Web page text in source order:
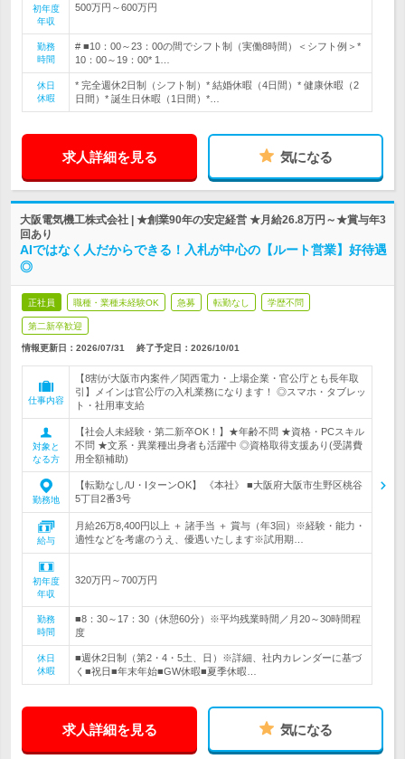
初年度
年収
500万円～600万円
勤務
時間
# ■10：00～23：00の間でシフト制（実働8時間）＜シフト例＞*
10：00～19：00* 1…
休日
休暇
* 完全週休2日制（シフト制）* 結婚休暇（4日間）* 健康休暇（2
日間）* 誕生日休暇（1日間）*…
求人詳細を見る 気になる
大阪電気機工株式会社 | ★創業90年の安定経営 ★月給26.8万円～★賞与年3
回あり
AIではなく人だからできる！入札が中心の【ルート営業】好待遇
◎
正社員 職種・業種未経験OK 急募 転勤なし 学歴不問
第二新卒歓迎
情報更新日：2026/07/31 終了予定日： 2026/10/01
仕事内容
【8割が大阪市内案件／関西電力・上場企業・官公庁とも長年取
引】メインは官公庁の入札業務になります！ ◎スマホ・タブレッ
ト・社用車支給
対象と
なる方
【社会人未経験・第二新卒OK！】★年齢不問 ★資格・PCスキル
不問 ★文系・異業種出身者も活躍中 ◎資格取得支援あり(受講費
用全額補助)
勤務地
【転勤なし/U・IターンOK】 《本社》 ■大阪府大阪市生野区桃谷
5丁目2番3号
給与
月給26万8,400円以上 ＋ 諸手当 ＋ 賞与（年3回）※経験・能力・
適性などを考慮のうえ、優遇いたします※試用期…
初年度
年収
320万円～700万円
勤務
時間
■8：30～17：30（休憩60分）※平均残業時間／月20～30時間程
度
休日
休暇
■週休2日制（第2・4・5土、日）※詳細、社内カレンダーに基づ
く■祝日■年末年始■GW休暇■夏季休暇…
求人詳細を見る 気になる